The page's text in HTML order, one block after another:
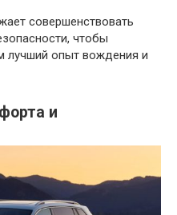
совершенствовать
чтобы
лучший опыт вождения и
и